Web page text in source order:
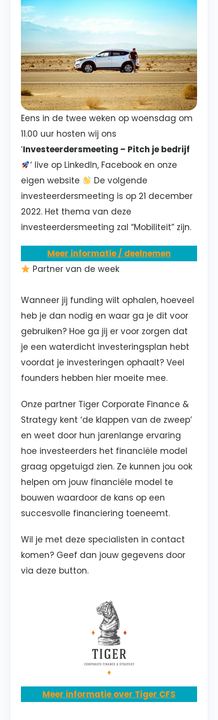
Eens in de twee weken op woensdag om
11.00 uur hosten wij ons
‘Investeerdersmeeting – Pitch je bedrijf
‘ live op LinkedIn, Facebook en onze
eigen website
De volgende
investeerdersmeeting is op 21 december
2022. Het thema van deze
investeerdersmeeting zal “Mobiliteit” zijn.
Meer informatie / deelnemen
Partner van de week
Wanneer jij funding wilt ophalen, hoeveel
heb je dan nodig en waar ga je dit voor
gebruiken? Hoe ga jij er voor zorgen dat
je een waterdicht investeringsplan hebt
voordat je investeringen ophaalt? Veel
founders hebben hier moeite mee.
Onze partner Tiger Corporate Finance &
Strategy kent ‘de klappen van de zweep’
en weet door hun jarenlange ervaring
hoe investeerders het financiële model
graag opgetuigd zien. Ze kunnen jou ook
helpen om jouw financiële model te
bouwen waardoor de kans op een
succesvolle financiering toeneemt.
Wil je met deze specialisten in contact
komen? Geef dan jouw gegevens door
via deze button.
Meer informatie over Tiger CFS